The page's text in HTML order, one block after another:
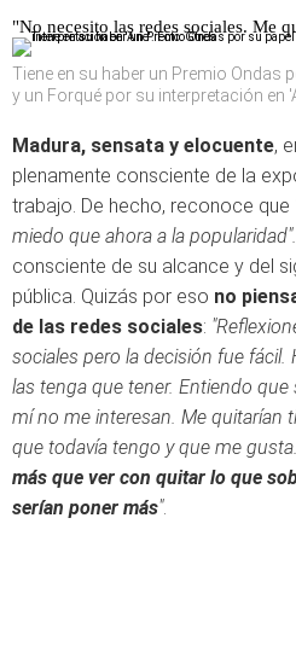
"No necesito las redes sociales. Me
Tiene en su haber un Premio Ondas
y un Forqué por su interpretación en
Madura, sensata y elocuente,
plenamente consciente de la
trabajo. De hecho, reconoce que
miedo que ahora a la popularidad".
consciente de su alcance y del
pública. Quizás por eso no
de las redes sociales:
sociales pero la decisión fue
las tenga que tener. Entiendo
mí no me interesan. Me quitarían
que todavía tengo y que me gusta.
más que ver con quitar lo que
serían poner más".